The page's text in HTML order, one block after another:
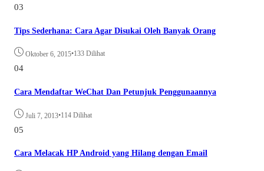
03
Tips Sederhana: Cara Agar Disukai Oleh Banyak Orang
Oktober 6, 2015•133 Dilihat
04
Cara Mendaftar WeChat Dan Petunjuk Penggunaannya
Juli 7, 2013•114 Dilihat
05
Cara Melacak HP Android yang Hilang dengan Email